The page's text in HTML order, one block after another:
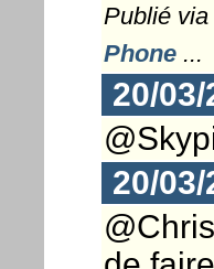
Publié
Phone...
20/
20/